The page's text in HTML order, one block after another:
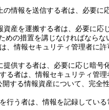
情報を送信する者は、必要に
産を運搬する者は、必要に
めの措置を講じなければならな
、情報セキュリティ管理者に許
供する者は、必要に応じ暗号
る者は、情報セキュリティ管理
する情報資産について、完全
行う者は、情報を記録してい